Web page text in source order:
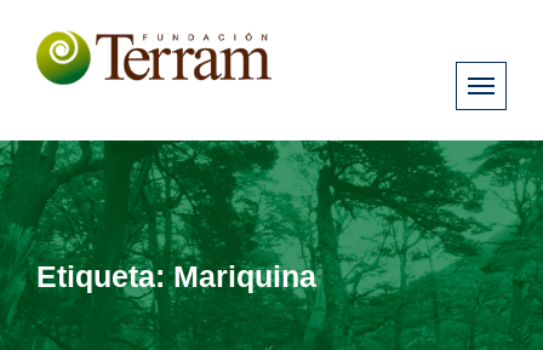
Etiqueta:Mariquina